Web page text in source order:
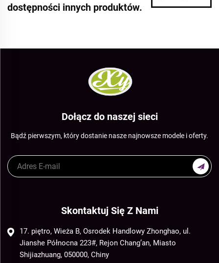
dostępności innych produktów.
Dołącz do naszej sieci
Bądź pierwszym, który dostanie nasze najnowsze modele i oferty.
Skontaktuj Się Z Nami
17. piętro, Wieża B, Osrodek Handlowy Zhonghao, ul.
Jianshe Północna 223#, Rejon Chang’an, Miasto
Shijiazhuang, 050000, Chiny